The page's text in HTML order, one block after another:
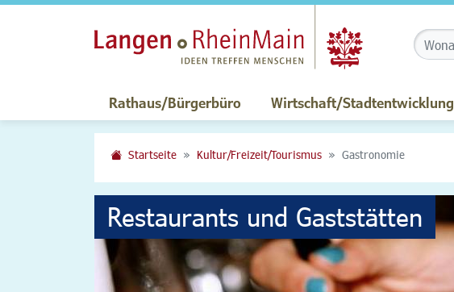
Rathaus/Bürgerbüro Wirtschaft/Stadtentwicklung
Startseite Kultur/Freizeit/Tourismus Gastronomie
Restaurants und Gaststätten